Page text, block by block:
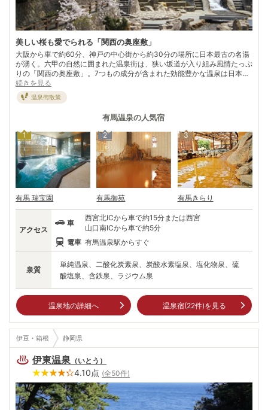
美しい桜も愛でられる「関西の奥座敷」
大阪から車で約60分、神戸の中心街から約30分の場所に日本最古の名湯
が湧く。六甲の自然に囲まれた温泉街は、狭い坂道が入り組み風情たっぷ
りの「関西の奥座敷」。7つもの成分が含まれた効能豊かな温泉は日本三
古泉の一つにも数えられる。 「日本書紀」にも記載が残る古湯で、温泉
寺を建立した僧行基が温泉の基礎を築き、12宿坊を開いた僧仁西が中
興。そして、有馬を愛し、ねねと共に何度も訪れた豊臣秀吉が大規模な改
修工事に着手し、江戸時代末期には「有馬千軒」と謳われるほどの繁栄を
誇った。 洪水、大火、震災と何度も危機を乗り越えてきた有馬の姿を見
守った茶褐色の“金泉”と無色透明の“銀泉”。太古から変わらないお湯に、
興亡の歴史をめぐらせてみるのもよい。
続きを見る
温泉街散策
有馬温泉の人気宿
1
有馬 瑞宝園
2
有馬御苑
3
有馬きらり
泉質
単純温泉、二酸化炭素泉、炭酸水素塩泉、塩化物泉、硫
酸塩泉、含鉄泉、ラジウム泉
アクセス
車
西宮北ICから車で約15分または西宮
山口南ICから車で約5分
電車 有馬温泉駅からすぐ
温泉地の詳細へ 温泉宿(22件)を見る
伊豆・箱根 静岡県
伊東温泉 （いとう ）
4.10点 (全50件)